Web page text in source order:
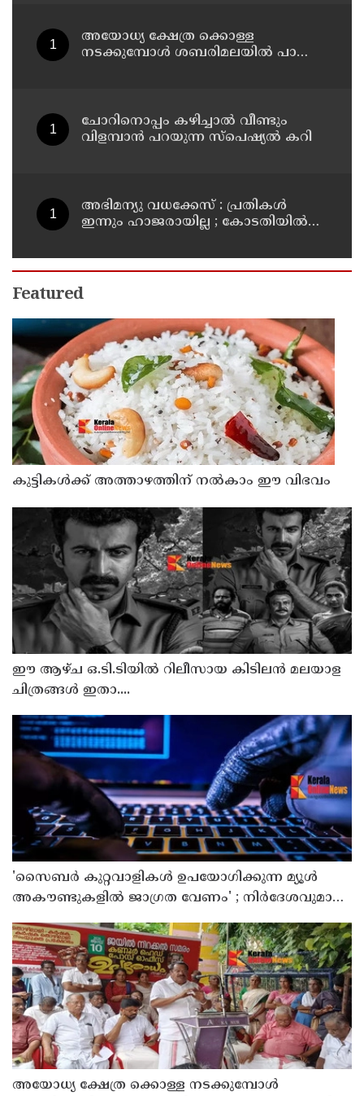
അയോധ്യ ക്ഷേത്ര ക്കൊള്ള
നടക്കുമ്പോൾ ശബരിമലയിൽ പാട്ടും
ചോറിനൊപ്പം കഴിച്ചാൽ വീണ്ടും
വിളമ്പാൻ പറയുന്ന സ്പെഷ്യൽ കറി
അഭിമന്യു വധക്കേസ് : പ്രതികൾ
ഇന്നും ഹാജരായില്ല ; കോടതിയിൽ
ഹാജരാകാൻ ബുദ്ധിമുട്ടെന്ന്
പ്രതികൾ
Featured
കുട്ടികൾക്ക് അത്താഴത്തിന് നൽകാം ഈ വിഭവം
ഈ ആഴ്ച ഒ.ടി.ടിയിൽ റിലീസായ കിടിലൻ മലയാള
ചിത്രങ്ങൾ ഇതാ....
'സൈബര്‍ കുറ്റവാളികള്‍ ഉപയോഗിക്കുന്ന മ്യൂള്‍
അകൗണ്ടുകളില്‍ ജാഗ്രത വേണം' ; നിര്‍ദേശവുമായി
അയോധ്യ ക്ഷേത്ര ക്കൊള്ള നടക്കുമ്പോൾ